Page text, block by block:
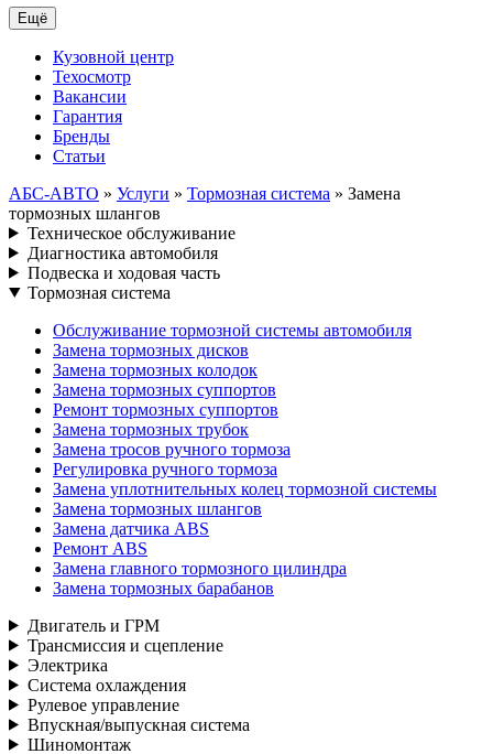
Ещё
Кузовной центр
Техосмотр
Вакансии
Гарантия
Бренды
Статьи
АБС-АВТО » Услуги » Тормозная система » Замена
тормозных шлангов
Техническое обслуживание
Диагностика автомобиля
Подвеска и ходовая часть
Тормозная система
Обслуживание тормозной системы автомобиля
Замена тормозных дисков
Замена тормозных колодок
Замена тормозных суппортов
Ремонт тормозных суппортов
Замена тормозных трубок
Замена тросов ручного тормоза
Регулировка ручного тормоза
Замена уплотнительных колец тормозной системы
Замена тормозных шлангов
Замена датчика ABS
Ремонт ABS
Замена главного тормозного цилиндра
Замена тормозных барабанов
Двигатель и ГРМ
Трансмиссия и сцепление
Электрика
Система охлаждения
Рулевое управление
Впускная/выпускная система
Шиномонтаж